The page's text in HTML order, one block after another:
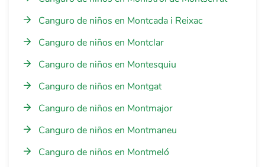
Canguro de niños en Montcada i Reixac
Canguro de niños en Montclar
Canguro de niños en Montesquiu
Canguro de niños en Montgat
Canguro de niños en Montmajor
Canguro de niños en Montmaneu
Canguro de niños en Montmeló